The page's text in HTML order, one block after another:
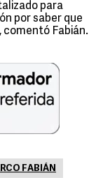
para
por saber que
comentó Fabián.
FABIÁN